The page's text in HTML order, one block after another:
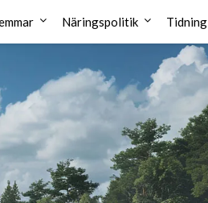
Näringspolitik Tidning